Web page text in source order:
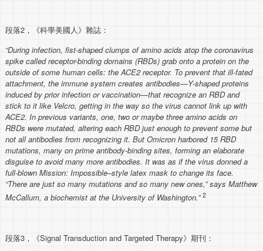
段落2，《科學美國人》雜誌：
“During infection, fist-shaped clumps of amino acids atop the coronavirus
spike called receptor-binding domains (RBDs) grab onto a protein on the
outside of some human cells: the ACE2 receptor. To prevent that ill-fated
attachment, the immune system creates antibodies—Y-shaped proteins
induced by prior infection or vaccination—that recognize an RBD and
stick to it like Velcro, getting in the way so the virus cannot link up with
ACE2. In previous variants, one, two or maybe three amino acids on
RBDs were mutated, altering each RBD just enough to prevent some but
not all antibodies from recognizing it. But Omicron harbored 15 RBD
mutations, many on prime antibody-binding sites, forming an elaborate
disguise to avoid many more antibodies. It was as if the virus donned a
full-blown Mission: Impossible–style latex mask to change its face.
“There are just so many mutations and so many new ones,” says Matthew
McCallum, a biochemist at the University of Washington.” 2
段落3，《Signal Transduction and Targeted Therapy》期刊：